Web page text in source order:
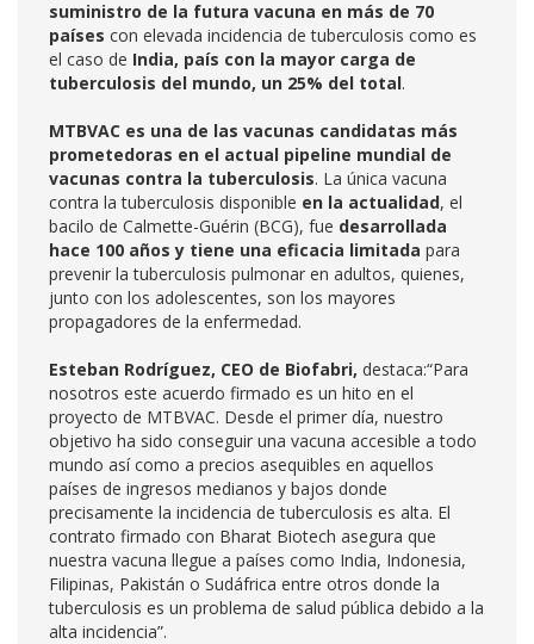
suministro de la futura vacuna en más de 70
países con elevada incidencia de tuberculosis como es
el caso de India, país con la mayor carga de
tuberculosis del mundo, un 25% del total.
MTBVAC es una de las vacunas candidatas más
prometedoras en el actual pipeline mundial de
vacunas contra la tuberculosis. La única vacuna
contra la tuberculosis disponible en la actualidad, el
bacilo de Calmette-Guérin (BCG), fue desarrollada
hace 100 años y tiene una eficacia limitada para
prevenir la tuberculosis pulmonar en adultos, quienes,
junto con los adolescentes, son los mayores
propagadores de la enfermedad.
Esteban Rodríguez, CEO de Biofabri, destaca:“Para
nosotros este acuerdo firmado es un hito en el
proyecto de MTBVAC. Desde el primer día, nuestro
objetivo ha sido conseguir una vacuna accesible a todo
mundo así como a precios asequibles en aquellos
países de ingresos medianos y bajos donde
precisamente la incidencia de tuberculosis es alta. El
contrato firmado con Bharat Biotech asegura que
nuestra vacuna llegue a países como India, Indonesia,
Filipinas, Pakistán o Sudáfrica entre otros donde la
tuberculosis es un problema de salud pública debido a la
alta incidencia”.